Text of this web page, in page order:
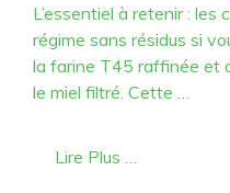
L’essentiel à retenir :
régime sans résidus si
la farine T45 raffinée et
le miel filtré. Cette …
Lire Plus …